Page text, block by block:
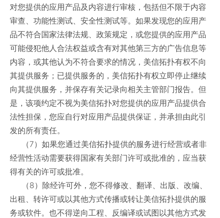
对您提供的应用产品及内容进行审核，包括但不限于内容
审查、功能性测试、安全性测试等。如果发现您的应用产
品不符合国家法律法规、政策规定，或您提供的应用产品
可能侵犯他人合法权益或含有对其他第三方的广告信息等
内容，或其他认为不符合要求的情况，美信拓扑有权不向
其提供服务；已提供服务的，美信拓扑有权立即停止继续
向其提供服务，并保存有关记录向相关主管部门报告。但
是，该项约定不视为美信拓扑对您提供的应用产品提供合
法性担保，您应自行对应用产品提供保证，并承担由此引
发的所有责任。
（7）如果您通过美信拓扑提供的服务进行经营或者非
经营性活动需要获得国家有关部门许可或批准的，应当获
得有关的许可或批准。
（8）除经许可外，您不得修改、翻译、出版、改编、
出租、转许可或以其他方式传播或转让美信拓扑提供的服
务或软件。也不得逆向工程、反编译或试图以其他方式发